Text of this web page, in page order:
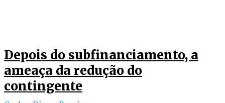
Depois do subfinanciamento, a
ameaça da redução do
contingente